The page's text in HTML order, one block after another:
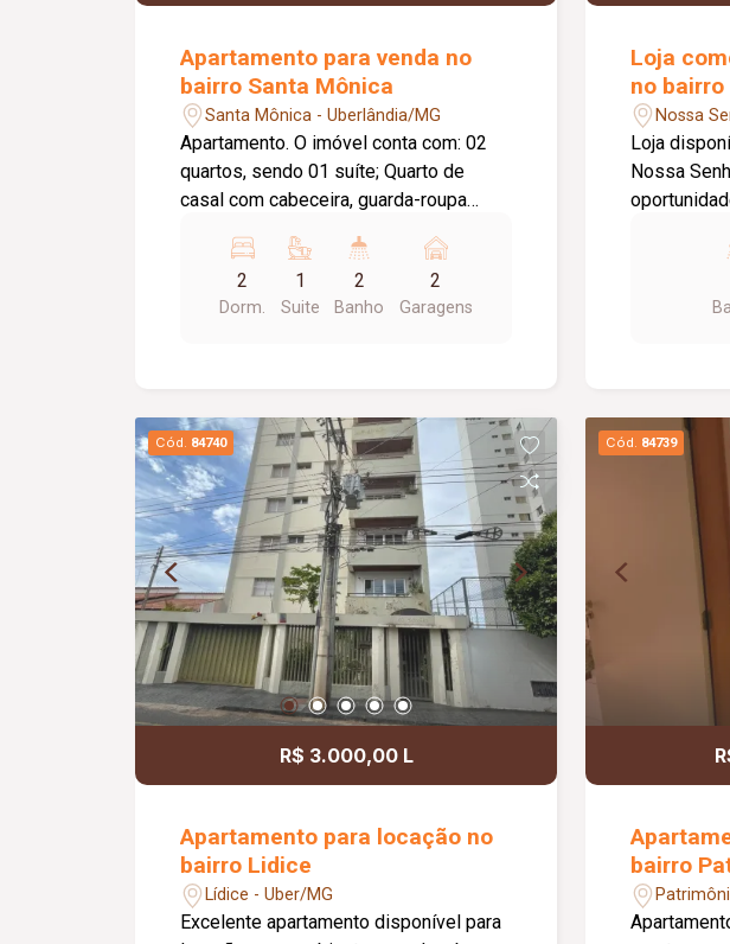
Apartamento para venda no
bairro Santa Mônica
Santa Mônica - Uberlândia/MG
Apartamento. O imóvel conta com: 02
quartos, sendo 01 suíte; Quarto de
casal com cabeceira, guarda-roupa
solteiro com guarda-roupa, baú e
prateleiras planejadas; Banheiro social
com armários planejados; Sala em 02
garagem; Diferenciais: Completo em
móveis planejados; Ambientes
funcionais, bem distribuídos e prontos
para morar, proporcionando conforto e
praticidade no dia a dia.
2
Dorm.
1
Suite
2
Banho
2
Garagens
Loja
no bairro
Nossa
Loja
Nossa
circulação.
forro de
ambiente
Blindex já
segurança,
dispõe de
operação.
Cód. 84740
R$ 3.000,00 L
Apartamento para locação no
bairro Lidice
Lídice - Uber/MG
Excelente apartamento disponível para
Cód. 84739
bairro
Apartamento. O imóvel conta